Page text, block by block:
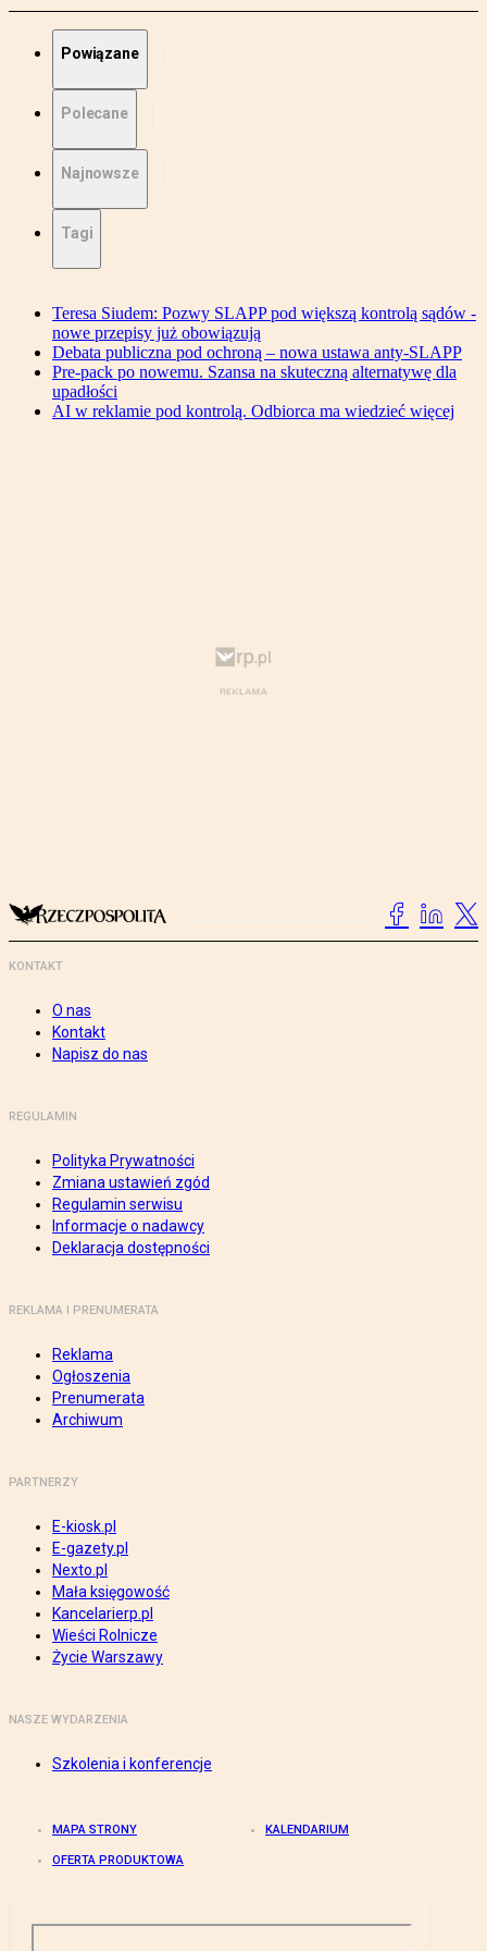
Powiązane
Polecane
Najnowsze
Tagi
Teresa Siudem: Pozwy SLAPP pod większą kontrolą sądów -
nowe przepisy już obowiązują
Debata publiczna pod ochroną – nowa ustawa anty-SLAPP
Pre-pack po nowemu. Szansa na skuteczną alternatywę dla
upadłości
AI w reklamie pod kontrolą. Odbiorca ma wiedzieć więcej
KONTAKT
O nas
Kontakt
Napisz do nas
REGULAMIN
Polityka Prywatności
Zmiana ustawień zgód
Regulamin serwisu
Informacje o nadawcy
Deklaracja dostępności
REKLAMA I PRENUMERATA
Reklama
Ogłoszenia
Prenumerata
Archiwum
PARTNERZY
E-kiosk.pl
E-gazety.pl
Nexto.pl
Mała księgowość
Kancelarierp.pl
Wieści Rolnicze
Życie Warszawy
NASZE WYDARZENIA
Szkolenia i konferencje
MAPA STRONY KALENDARIUM
OFERTA PRODUKTOWA